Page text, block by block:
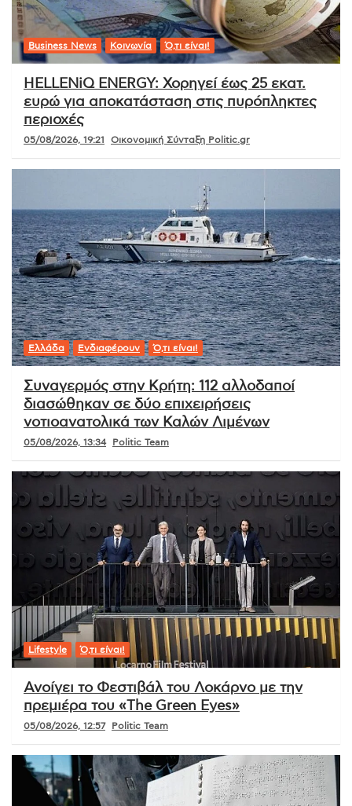
Business News Κοινωνία Ό,τι είναι!
HELLENiQ ENERGY: Χορηγεί έως 25 εκατ.
ευρώ για αποκατάσταση στις πυρόπληκτες
περιοχές
05/08/2026, 19:21 Οικονομική Σύνταξη Politic.gr
Ελλάδα Ενδιαφέρουν Ό,τι είναι!
Συναγερμός στην Κρήτη: 112 αλλοδαποί
διασώθηκαν σε δύο επιχειρήσεις
νοτιοανατολικά των Καλών Λιμένων
05/08/2026, 13:34 Politic Team
Lifestyle Ό,τι είναι!
Ανοίγει το Φεστιβάλ του Λοκάρνο με την
πρεμιέρα του «The Green Eyes»
05/08/2026, 12:57 Politic Team